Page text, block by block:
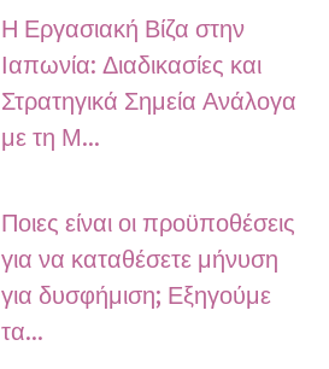
Η Εργασιακή Βίζα στην
Ιαπωνία: Διαδικασίες και
Στρατηγικά Σημεία Ανάλογα
με τη Μ...
Ποιες είναι οι προϋποθέσεις
για να καταθέσετε μήνυση
για δυσφήμιση; Εξηγούμε
τα...